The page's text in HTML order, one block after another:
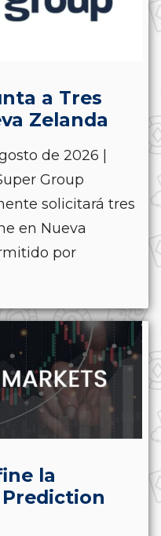
a Tres
Zelanda
de 2026 |
Group
solicitará tres
en Nueva
por
la